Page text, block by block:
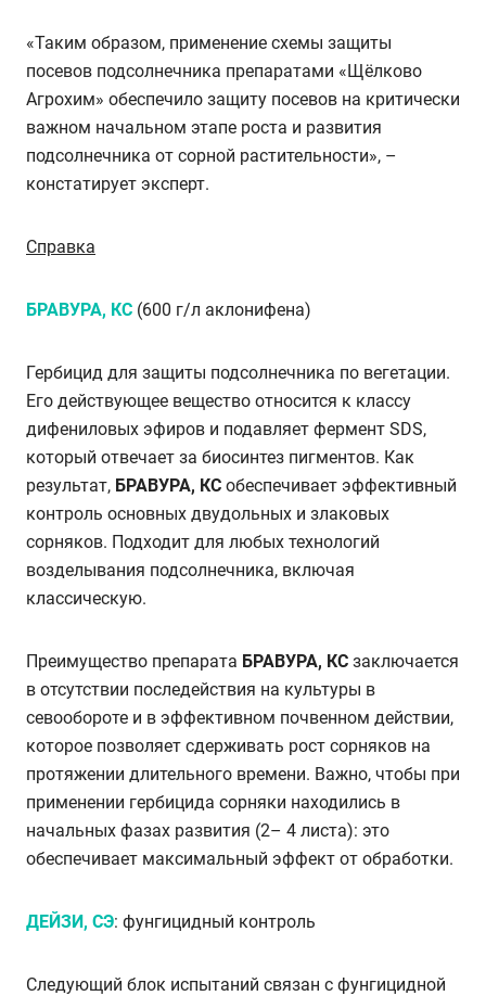
«Таким образом, применение схемы защиты
посевов подсолнечника препаратами «Щёлково
Агрохим» обеспечило защиту посевов на критически
важном начальном этапе роста и развития
подсолнечника от сорной растительности», –
констатирует эксперт.
Справка
БРАВУРА, КС (600 г/л аклонифена)
Гербицид для защиты подсолнечника по вегетации.
Его действующее вещество относится к классу
дифениловых эфиров и подавляет фермент SDS,
который отвечает за биосинтез пигментов. Как
результат, БРАВУРА, КС обеспечивает эффективный
контроль основных двудольных и злаковых
сорняков. Подходит для любых технологий
возделывания подсолнечника, включая
классическую.
Преимущество препарата БРАВУРА, КС заключается
в отсутствии последействия на культуры в
севообороте и в эффективном почвенном действии,
которое позволяет сдерживать рост сорняков на
протяжении длительного времени. Важно, чтобы при
применении гербицида сорняки находились в
начальных фазах развития (2– 4 листа): это
обеспечивает максимальный эффект от обработки.
ДЕЙЗИ, СЭ: фунгицидный контроль
Следующий блок испытаний связан с фунгицидной